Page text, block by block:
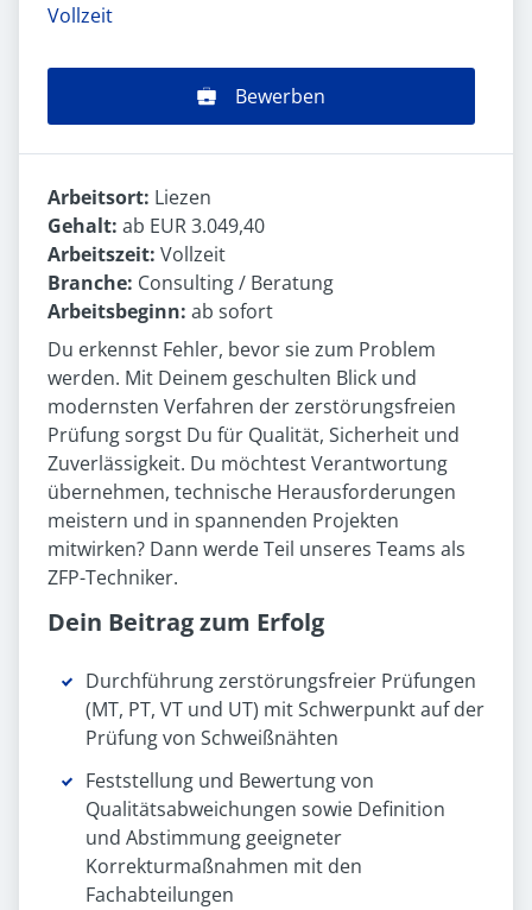
Vollzeit
Bewerben
Arbeitsort: Liezen
Gehalt: ab EUR 3.049,40
Arbeitszeit: Vollzeit
Branche: Consulting / Beratung
Arbeitsbeginn: ab sofort
Du erkennst Fehler, bevor sie zum Problem
werden. Mit Deinem geschulten Blick und
modernsten Verfahren der zerstörungsfreien
Prüfung sorgst Du für Qualität, Sicherheit und
Zuverlässigkeit. Du möchtest Verantwortung
übernehmen, technische Herausforderungen
meistern und in spannenden Projekten
mitwirken? Dann werde Teil unseres Teams als
ZFP-Techniker.
Dein Beitrag zum Erfolg
Durchführung zerstörungsfreier Prüfungen
(MT, PT, VT und UT) mit Schwerpunkt auf der
Prüfung von Schweißnähten
Feststellung und Bewertung von
Qualitätsabweichungen sowie Definition
und Abstimmung geeigneter
Korrekturmaßnahmen mit den
Fachabteilungen